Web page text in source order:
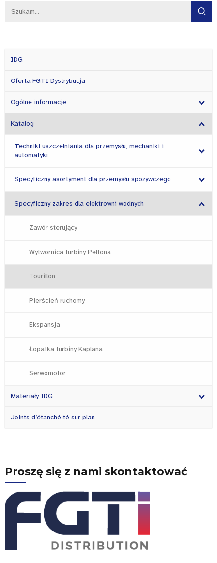
IDG
Oferta FGTI Dystrybucja
Ogólne informacje
Katalog
Techniki uszczelniania dla przemysłu, mechaniki i
automatyki
Specyficzny asortyment dla przemysłu spożywczego
Specyficzny zakres dla elektrowni wodnych
Zawór sterujący
Wytwornica turbiny Peltona
Tourillon
Pierścień ruchomy
Ekspansja
Łopatka turbiny Kaplana
Serwomotor
Materiały IDG
Joints d’étanchéité sur plan
Proszę się z nami skontaktować